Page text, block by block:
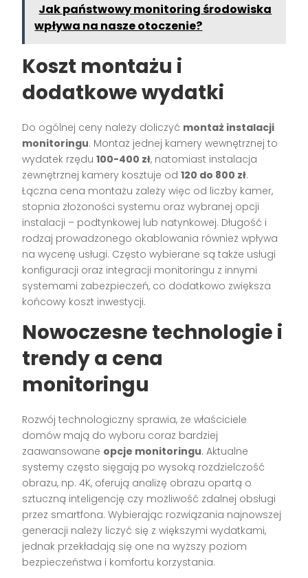
Jak państwowy monitoring środowiska
wpływa na nasze otoczenie?
Koszt montażu i
dodatkowe wydatki
Do ogólnej ceny należy doliczyć montaż instalacji
monitoringu. Montaż jednej kamery wewnętrznej to
wydatek rzędu100-400 zł, natomiast instalacja
zewnętrznej kamery kosztuje od120 do 800 zł.
Łączna cena montażu zależy więc od liczby kamer,
stopnia złożoności systemu oraz wybranej opcji
instalacji – podtynkowej lub natynkowej. Długość i
rodzaj prowadzonego okablowania również wpływa
na wycenę usługi. Często wybierane są także usługi
konfiguracji oraz integracji monitoringu z innymi
systemami zabezpieczeń, co dodatkowo zwiększa
końcowy koszt inwestycji.
Nowoczesne technologie i
trendy a cena
monitoringu
Rozwój technologiczny sprawia, że właściciele
domów mają do wyboru coraz bardziej
zaawansowane opcje monitoringu. Aktualne
systemy często sięgają po wysoką rozdzielczość
obrazu, np. 4K, oferują analizę obrazu opartą o
sztuczną inteligencję czy możliwość zdalnej obsługi
przez smartfona. Wybierając rozwiązania najnowszej
generacji należy liczyć się z większymi wydatkami,
jednak przekładają się one na wyższy poziom
bezpieczeństwa i komfortu korzystania.